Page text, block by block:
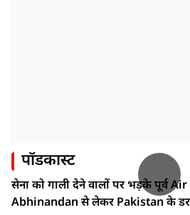
पॉडकास्ट
सेना को गाली देने वालों पर भड़के पूर्व
Abhinandan से लेकर Pakistan के डर